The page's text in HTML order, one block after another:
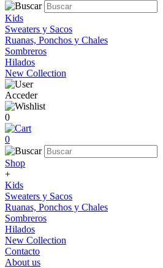
Kids
Sweaters y Sacos
Ruanas, Ponchos y Chales
Sombreros
Hilados
New Collection
Acceder
0
0
Shop
+
Kids
Sweaters y Sacos
Ruanas, Ponchos y Chales
Sombreros
Hilados
New Collection
Contacto
About us